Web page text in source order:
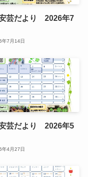
芸だより 2026年7
年7月14日
芸だより 2026年5
年4月27日